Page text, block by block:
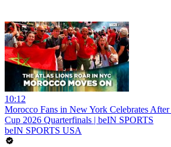
10:12
Morocco Fans in New York Celebrates
Cup 2026 Quarterfinals | beIN SPORTS
beIN SPORTS USA